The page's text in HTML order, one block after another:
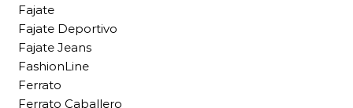
Fajate
Fajate Deportivo
Fajate Jeans
FashionLine
Ferrato
Ferrato Caballero